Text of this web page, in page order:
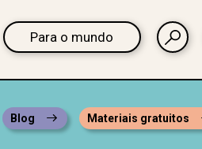
Para o mundo
Blog Materiais gratuitos